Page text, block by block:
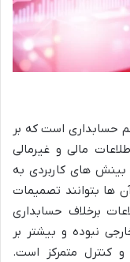
حسابداری است که بر
مالی و غیرمالی
بینش های کاربردی به
ها بتوانند تصمیمات
برخلاف حسابداری
نبوده و بیشتر بر
و کنترل متمرکز است.